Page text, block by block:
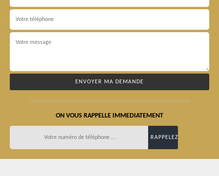
ON VOUS RAPPELLE IMMEDIATEMENT